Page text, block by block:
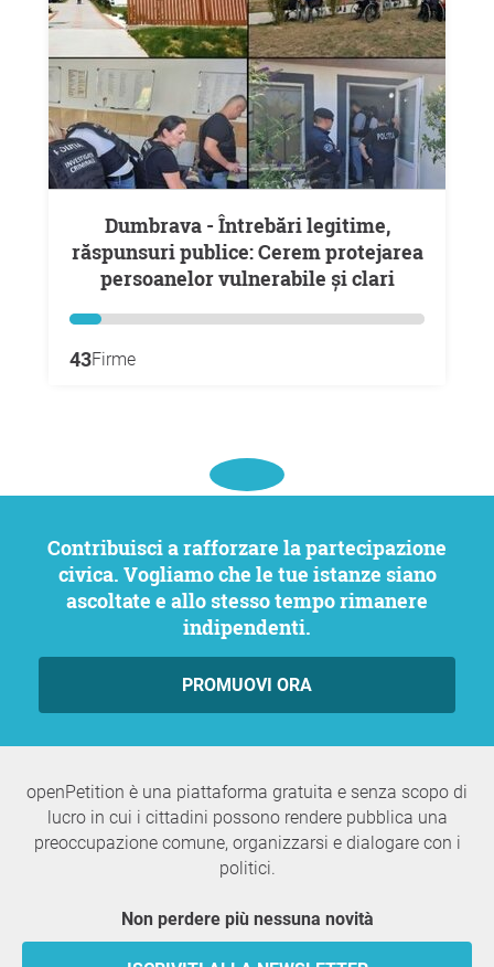
Dumbrava - Întrebări legitime,
răspunsuri publice: Cerem protejarea
persoanelor vulnerabile și clari
43Firme
Contribuisci a rafforzare la partecipazione
civica. Vogliamo che le tue istanze siano
ascoltate e allo stesso tempo rimanere
indipendenti.
PROMUOVI ORA
openPetition è una piattaforma gratuita e senza scopo di
lucro in cui i cittadini possono rendere pubblica una
preoccupazione comune, organizzarsi e dialogare con i
politici.
Non perdere più nessuna novità